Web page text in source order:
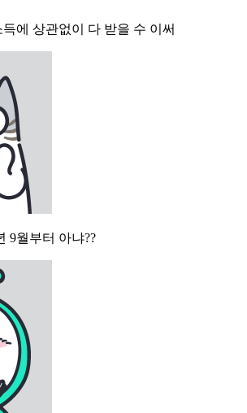
에 상관없이 다 받을 수 이써
9월부터 아냐??